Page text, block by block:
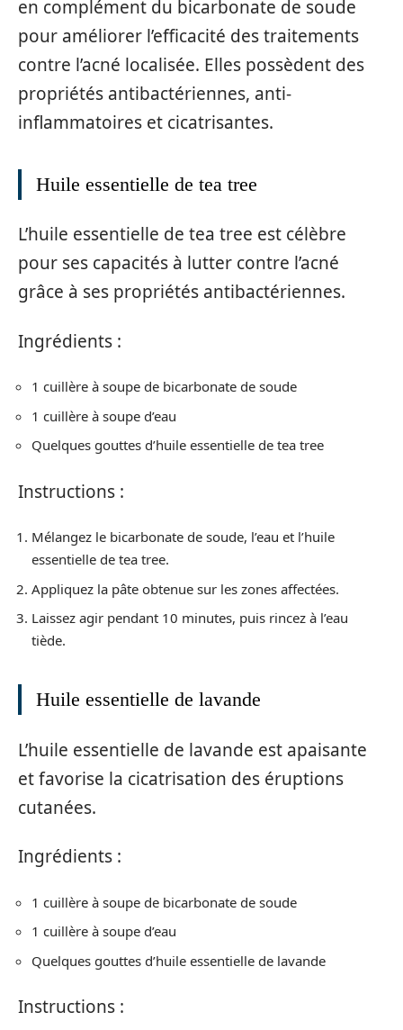
en complément du bicarbonate de soude
pour améliorer l’efficacité des traitements
contre l’acné localisée. Elles possèdent des
propriétés antibactériennes, anti-
inflammatoires et cicatrisantes.
Huile essentielle de tea tree
L’huile essentielle de tea tree est célèbre
pour ses capacités à lutter contre l’acné
grâce à ses propriétés antibactériennes.
Ingrédients :
1 cuillère à soupe de bicarbonate de soude
1 cuillère à soupe d’eau
Quelques gouttes d’huile essentielle de tea tree
Instructions :
Mélangez le bicarbonate de soude, l’eau et l’huile
essentielle de tea tree.
Appliquez la pâte obtenue sur les zones affectées.
Laissez agir pendant 10 minutes, puis rincez à l’eau
tiède.
Huile essentielle de lavande
L’huile essentielle de lavande est apaisante
et favorise la cicatrisation des éruptions
cutanées.
Ingrédients :
1 cuillère à soupe de bicarbonate de soude
1 cuillère à soupe d’eau
Quelques gouttes d’huile essentielle de lavande
Instructions :